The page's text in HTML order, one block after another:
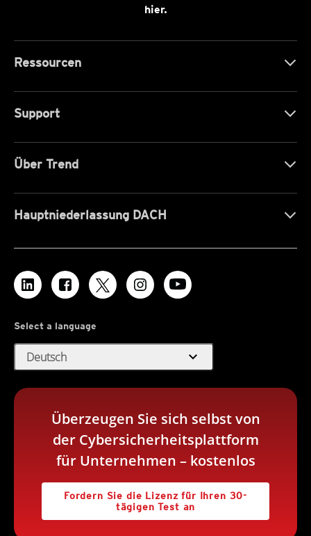
hier.
Ressourcen
Support
Über Trend
Hauptniederlassung DACH
Select a language
Deutsch expand_more
Überzeugen Sie sich selbst von
der Cybersicherheitsplattform
für Unternehmen – kostenlos
Fordern Sie die Lizenz für Ihren 30-
tägigen Test an